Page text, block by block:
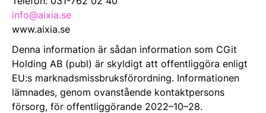
info@aixia.se
www.aixia.se
Denna information är sådan information som CGit
Holding AB (publ) är skyldigt att offentliggöra enligt
EU:s marknadsmissbruksförordning. Informationen
lämnades, genom ovanstående kontaktpersons
försorg, för offentliggörande 2022–10–28.